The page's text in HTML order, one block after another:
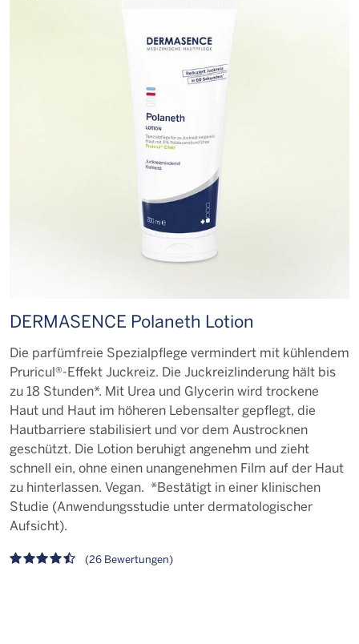
DERMASENCE Polaneth Lotion
Die parfümfreie Spezialpflege vermindert mit kühlendem
Pruricul®-Effekt Juckreiz. Die Juckreizlinderung hält bis
zu 18 Stunden*. Mit Urea und Glycerin wird trockene
Haut und Haut im höheren Lebensalter gepflegt, die
Hautbarriere stabilisiert und vor dem Austrocknen
geschützt. Die Lotion beruhigt angenehm und zieht
schnell ein, ohne einen unangenehmen Film auf der Haut
zu hinterlassen. Vegan. *Bestätigt in einer klinischen
Studie (Anwendungsstudie unter dermatologischer
Aufsicht).
(26 Bewertungen)